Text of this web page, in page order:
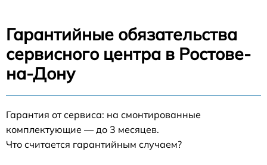
Гарантийные обязательства
сервисного центра в Ростове-
на-Дону
Гарантия от сервиса: на смонтированные
комплектующие — до 3 месяцев.
Что считается гарантийным случаем?